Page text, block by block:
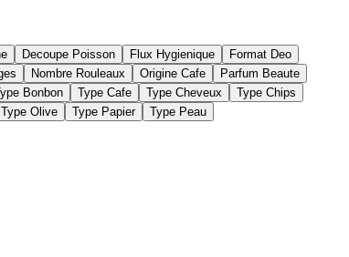
Decoupe Poisson Flux Hygienique
Format Deo
Nombre Rouleaux Origine Cafe
Parfum Beaute
Bonbon Type Cafe Type Cheveux
Type Chips
Type Olive Type Papier
Type Peau